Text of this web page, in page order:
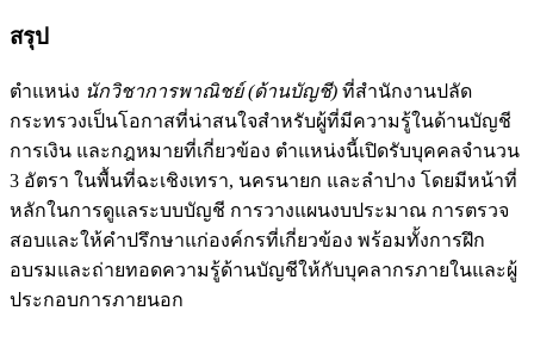
สรุป
ตำแหน่ง นักวิชาการพาณิชย์ (ด้านบัญชี) ที่สำนักงานปลัด
กระทรวงเป็นโอกาสที่น่าสนใจสำหรับผู้ที่มีความรู้ในด้านบัญชี
การเงิน และกฎหมายที่เกี่ยวข้อง ตำแหน่งนี้เปิดรับบุคคลจำนวน
3 อัตรา ในพื้นที่ฉะเชิงเทรา, นครนายก และลำปาง โดยมีหน้าที่
หลักในการดูแลระบบบัญชี การวางแผนงบประมาณ การตรวจ
สอบและให้คำปรึกษาแก่องค์กรที่เกี่ยวข้อง พร้อมทั้งการฝึก
อบรมและถ่ายทอดความรู้ด้านบัญชีให้กับบุคลากรภายในและผู้
ประกอบการภายนอก